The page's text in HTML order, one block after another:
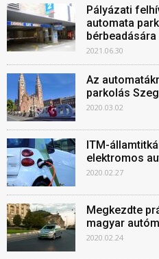
Pályázati
automata
bérbeadására
2021.06.30
Az
parkolás
2020.03.02
ITM-
elektromos
2020.02.27
Megkezdte
magyar
2020.02.24